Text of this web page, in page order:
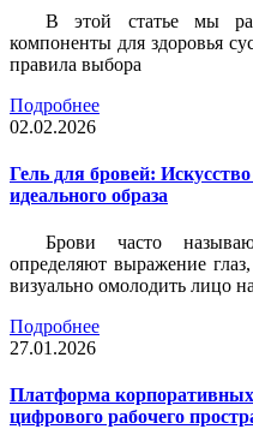
В этой статье мы
компоненты для здоровья
правила выбора
Подробнее
02.02.2026
Гель для бровей:
идеального образа
Брови часто
определяют выражение
визуально омолодить лицо
Подробнее
27.01.2026
Платформа
цифрового рабочего